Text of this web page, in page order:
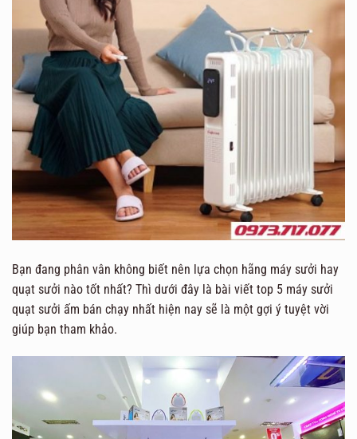
Bạn đang phân vân không biết nên lựa chọn hãng máy sưởi hay
quạt sưởi nào tốt nhất? Thì dưới đây là bài viết top 5 máy sưởi
quạt sưởi ấm bán chạy nhất hiện nay sẽ là một gợi ý tuyệt vời
giúp bạn tham khảo.